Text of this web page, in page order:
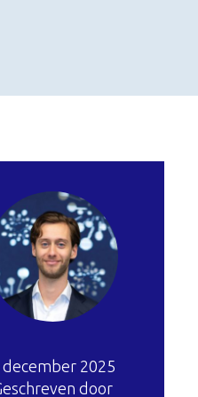
december 2025
door